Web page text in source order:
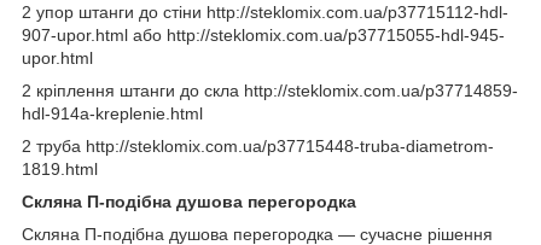
2 упор штанги до стіни http://steklomix.com.ua/p37715112-hdl-
907-upor.html або http://steklomix.com.ua/p37715055-hdl-945-
upor.html
2 кріплення штанги до скла http://steklomix.com.ua/p37714859-
hdl-914a-kreplenie.html
2 труба http://steklomix.com.ua/p37715448-truba-diametrom-
1819.html
Скляна П-подібна душова перегородка
Скляна П-подібна душова перегородка — сучасне рішення